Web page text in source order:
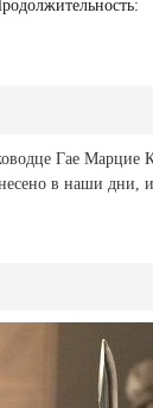
Гае
в наши дни,